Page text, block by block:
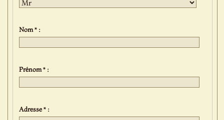
Nom * :
Prénom * :
Adresse * :